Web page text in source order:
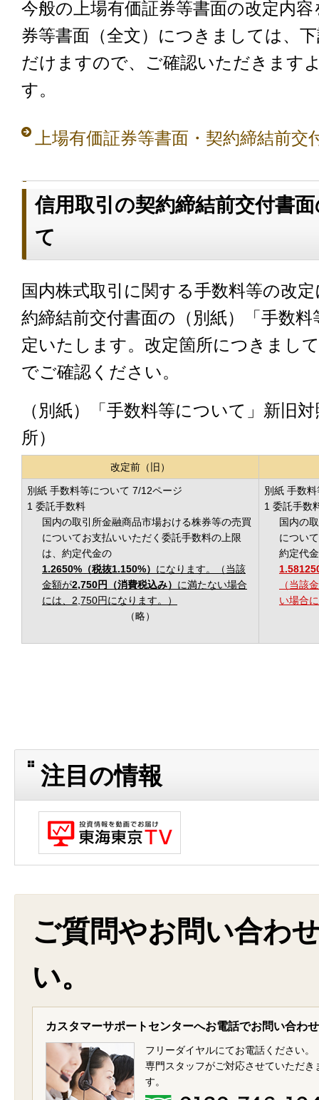
今般の上場有価証券等書面の改定内
券等書面（全文）につきましては、
だけますので、ご確認いただきます
す。
上場有価証券等書面・契約締結前交
信用取引の契約締結前交付書
て
国内株式取引に関する手数料等の改
約締結前交付書面の（別紙）「手数
定いたします。改定箇所につきまし
でご確認ください。
（別紙）「手数料等について」新旧
所）
改定前（旧）
別紙 手数料等について 7/12ページ
1 委託手数料
国内の取引所金融商品市場おける株券等の売買
についてお支払いいただく委託手数料の上限
は、約定代金の
1.2650%（税抜1.150%） になります。（当該
金額が2,750円（消費税込み） に満たない場合
には、2,750円になります。）
（略）
別紙 手数
1 委託手数
国内の
につい
約定代
（当該
い場合
注目の情報
ご質問やお問い合わ
い。
カスタマーサポートセンターへお電話でお問い合わせ
フリーダイヤルにてお電話ください。
専門スタッフがご対応させていただき
す。